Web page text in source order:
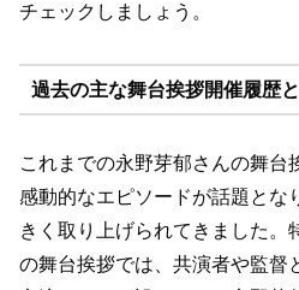
チェックしましょう。
過去の主な舞台挨拶開催履歴
これまでの永野芽郁さんの舞台
感動的なエピソードが話題とな
きく取り上げられてきました。
の舞台挨拶では、共演者や監督